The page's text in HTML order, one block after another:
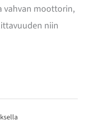
€.
vahvan moottorin,
niin